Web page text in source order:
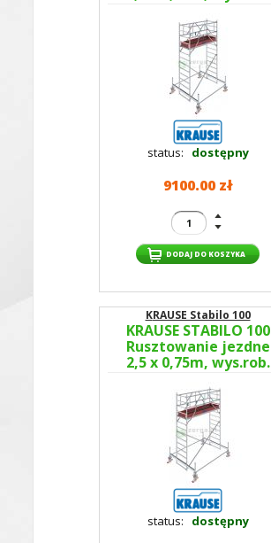
GUARDMATIC Nowa
norma PN EN 1004-1
status: dostępny
9100.00 zł
KRAUSE Stabilo 100
KRAUSE STABILO 100
Rusztowanie jezdne
2,5 x 0,75m, wys.rob.
GUARDMATIC Nowa
norma PN EN 1004-1
status: dostępny